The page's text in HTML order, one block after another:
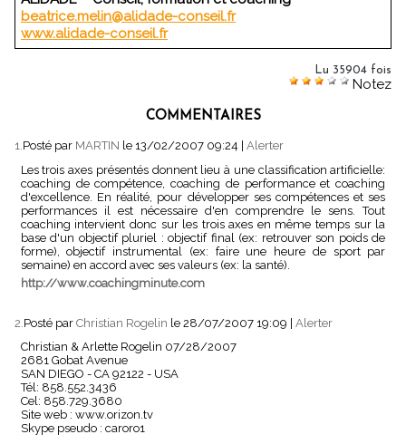
beatrice.melin@alidade-conseil.fr
www.alidade-conseil.fr
Lu 35904 fois
Notez
COMMENTAIRES
1.Posté par MARTIN le 13/02/2007 09:24
Alerter
Les trois axes présentés donnent lieu à une classification artificielle:
coaching de compétence, coaching de performance et coaching
d'excellence. En réalité, pour développer ses compétences et ses
performances il est nécessaire d'en comprendre le sens. Tout
coaching intervient donc sur les trois axes en même temps sur la
base d'un objectif pluriel : objectif final (ex: retrouver son poids de
forme), objectif instrumental (ex: faire une heure de sport par
semaine) en accord avec ses valeurs (ex: la santé).
http://www.coachingminute.com
2. Posté par Christian Rogelin le 28/07/2007 19:09 | Alerter
Christian & Arlette Rogelin 07/28/2007
2681 Gobat Avenue
SAN DIEGO - CA 92122 - USA
Tél: 858.552.3436
Cel: 858.729.3680
Site web : www.orizon.tv
Skype pseudo : caroro1